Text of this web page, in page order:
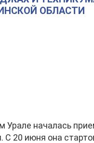
ОБЛАСТИ
началась
С 20 июня она